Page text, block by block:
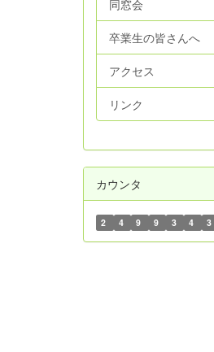
同窓会
卒業生の皆さんへ
アクセス
リンク
カウンタ
2 4 9 9 3 4 3